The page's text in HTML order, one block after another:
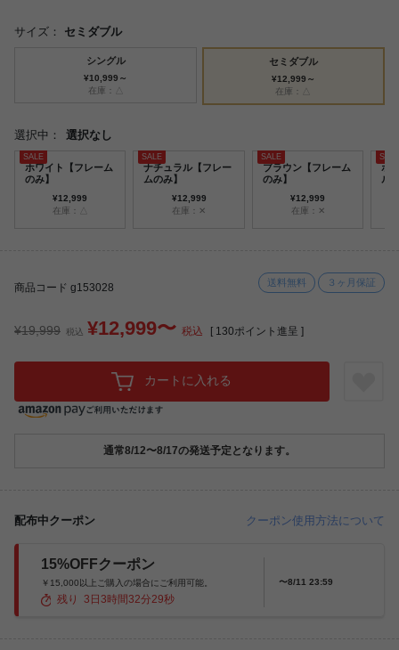
サイズ： セミダブル
シングル
¥10,999～
在庫：△
セミダブル
¥12,999～
在庫：△
選択中： 選択なし
ホワイト【フレーム
のみ】
¥12,999
在庫：△
ナチュラル【フレー
ムのみ】
¥12,999
在庫：✕
ブラウン【フレーム
のみ】
¥12,999
在庫：✕
ホ
ル
商品コード g153028 送料無料 ３ヶ月保証
¥19,999 税込 ¥12,999〜 税込 [ 130ポイント進呈 ]
カートに入れる
通常8/12〜8/17の発送予定となります。
配布中クーポン クーポン使用方法について
15%OFFクーポン
￥15,000以上ご購入の場合にご利用可能。
残り 3 日3 時間32分27秒
〜8/11 23:59